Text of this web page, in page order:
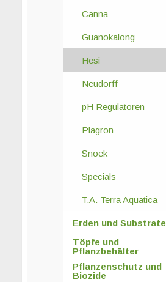
Canna
Guanokalong
Hesi
Neudorff
pH Regulatoren
Plagron
Snoek
Specials
T.A. Terra Aquatica
Erden und Substrate
Töpfe und
Pflanzbehälter
Pflanzenschutz und
Biozide